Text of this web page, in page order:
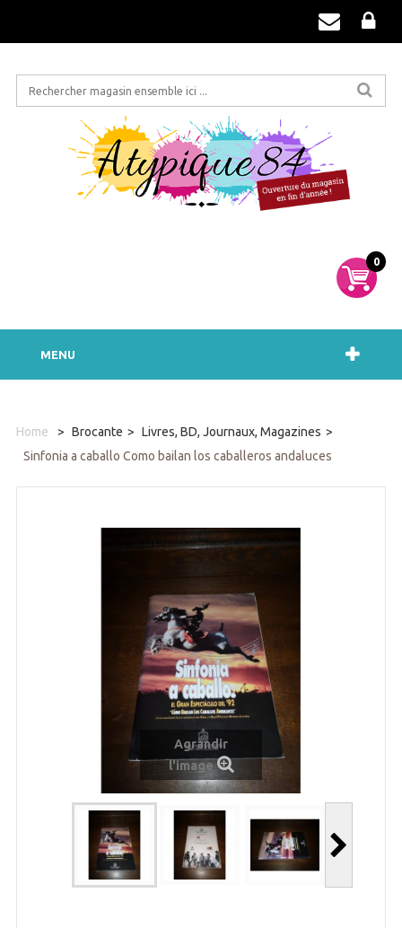
0
MENU
Home > Brocante > Livres, BD, Journaux, Magazines >
Sinfonia a caballo Como bailan los caballeros andaluces
Agrandir
l'image